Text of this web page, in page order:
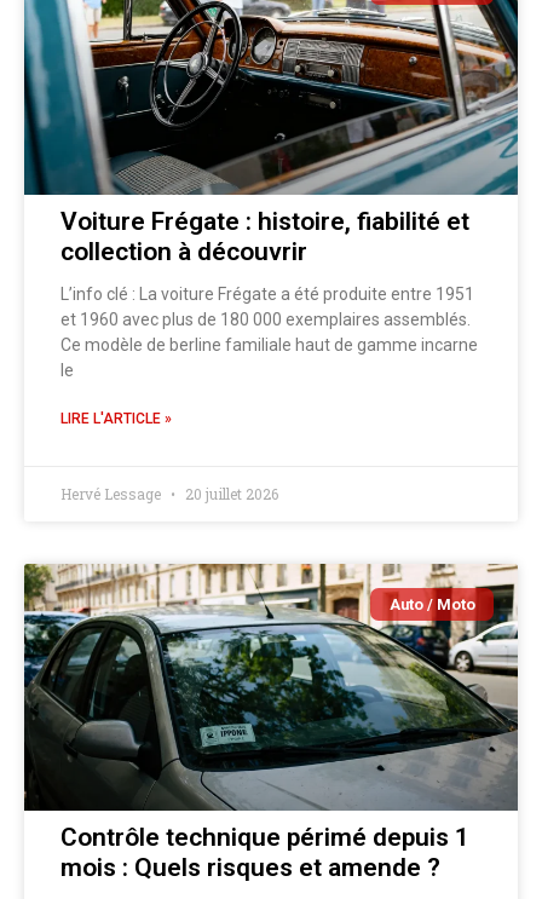
Voiture Frégate : histoire, fiabilité et
collection à découvrir
L’info clé : La voiture Frégate a été produite entre 1951
et 1960 avec plus de 180 000 exemplaires assemblés.
Ce modèle de berline familiale haut de gamme incarne
le
LIRE L'ARTICLE »
Hervé Lessage 20 juillet 2026
Auto / Moto
Contrôle technique périmé depuis 1
mois : Quels risques et amende ?